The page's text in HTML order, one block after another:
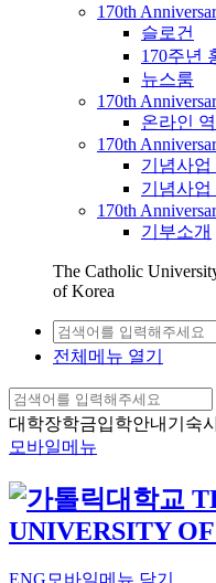
170th
슬로건
170주년
뉴스룸
170th
온라인
170th
기념사업
기념사업
170th
기부소개
The Catholic
of Korea
전체메뉴 열기
대학장학금입학안내 기숙
모바일메뉴
ENG 모바일메뉴 닫기